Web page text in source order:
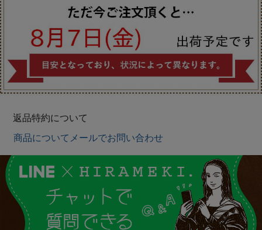
返品特約について
商品についてメールでお問い合わせ